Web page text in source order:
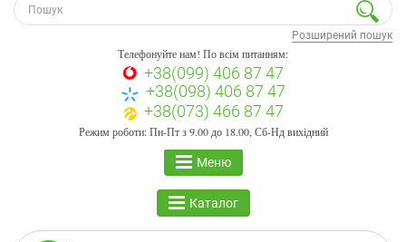
Розширений пошук
Телефонуйте нам! По всім питанням:
+38(099) 406 87 47
+38(098) 406 87 47
+38(073) 466 87 47
Режим роботи: Пн-Пт з 9.00 до 18.00, Сб-Нд вихідний
Меню
Каталог